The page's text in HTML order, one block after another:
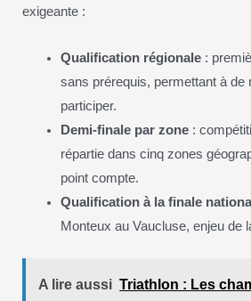
exigeante :
Qualification régionale :
sans prérequis, permettant à de
participer.
Demi-finale par zone :
répartie dans cinq zones
point compte.
Qualification à la finale
Monteux au Vaucluse, enjeu de
A lire aussi Triathlon : Les